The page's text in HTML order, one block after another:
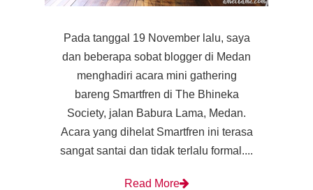
Pada tanggal 19 November lalu, saya
dan beberapa sobat blogger di Medan
menghadiri acara mini gathering
bareng Smartfren di The Bhineka
Society, jalan Babura Lama, Medan.
Acara yang dihelat Smartfren ini terasa
sangat santai dan tidak terlalu formal....
Read More